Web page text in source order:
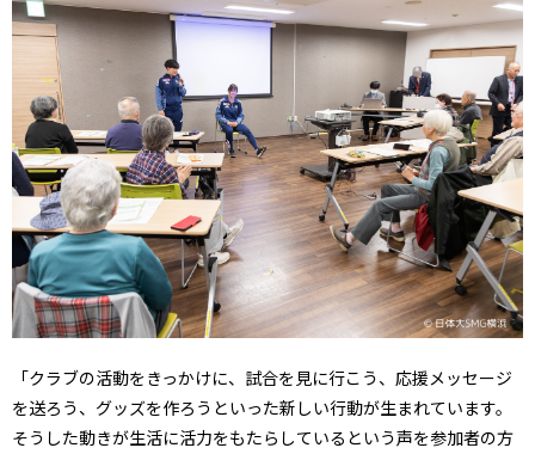
「クラブの活動をきっかけに、試合を見に行こう、応援メッセージ
を送ろう、グッズを作ろうといった新しい行動が生まれています。
そうした動きが生活に活力をもたらしているという声を参加者の方